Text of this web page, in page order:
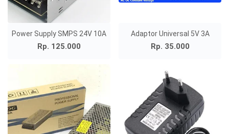
Power Supply SMPS 24V 10A
Rp. 125.000
Adaptor Universal 5V 3A
Rp. 35.000